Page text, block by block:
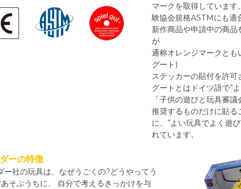
マークを取得していま
験協会規格ASTMにも適
新作商品や申請中の商
が
通称オレンジマークと
グート)
ステッカーの貼付を許
グートとはドイツ語で“
「子供の遊びと玩具審
推奨するものだけに貼る
に、“よい玩具でよく遊
れています。
ーの特徴
ー社の玩具は、なぜうごくの?どうやってう
そぶうちに、 自分で考えるきっかけを与